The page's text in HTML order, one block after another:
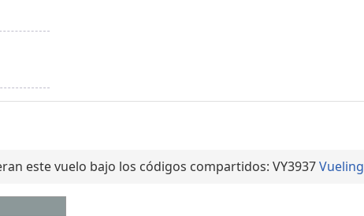
este vuelo bajo los códigos compartidos: VY3937Vueling